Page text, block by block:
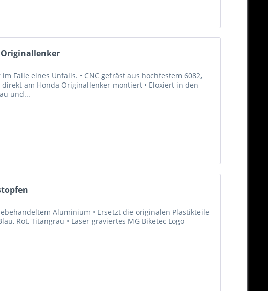
Falle eines Unfalls. • CNC gefräst aus hochfestem 6082,
am Honda Originallenker montiert • Eloxiert in den
und...
Aluminium • Ersetzt die originalen Plastikteile
Rot, Titangrau • Laser graviertes MG Biketec Logo